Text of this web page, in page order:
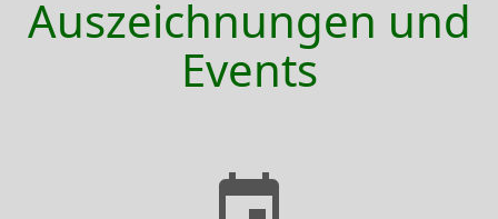
Auszeichnungen und
Events